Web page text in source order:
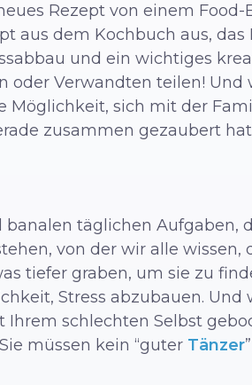
Rezept von einem Food-
aus dem Kochbuch aus,
und ein wichtiges
oder Verwandten teilen! Und
Möglichkeit, sich mit der
zusammen gezaubert
täglichen Aufgaben,
von der wir alle wissen,
tiefer graben, um sie zu
Stress abzubauen. Und
schlechten Selbst
müssen kein “guter Tänzer